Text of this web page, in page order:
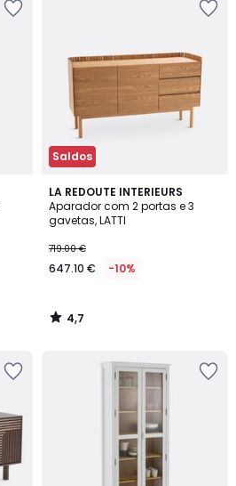
Saldos
LA REDOUTE INTERIEURS
Aparador com 2 portas e 3
gavetas, LATTI
719.00 €
647.10 € -10%
4,7
/ 5
4,7
/